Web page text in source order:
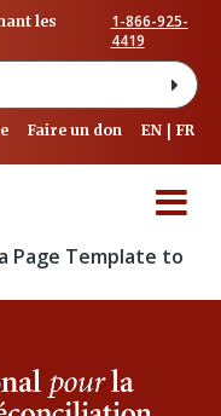
les
1-866-925-
4419
Faire un don EN FR
Page Template to